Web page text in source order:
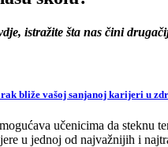
istražite šta nas čini
bliže vašoj sanjanoj karijeri u
učenicima da steknu
u jednoj od najvažnijih i